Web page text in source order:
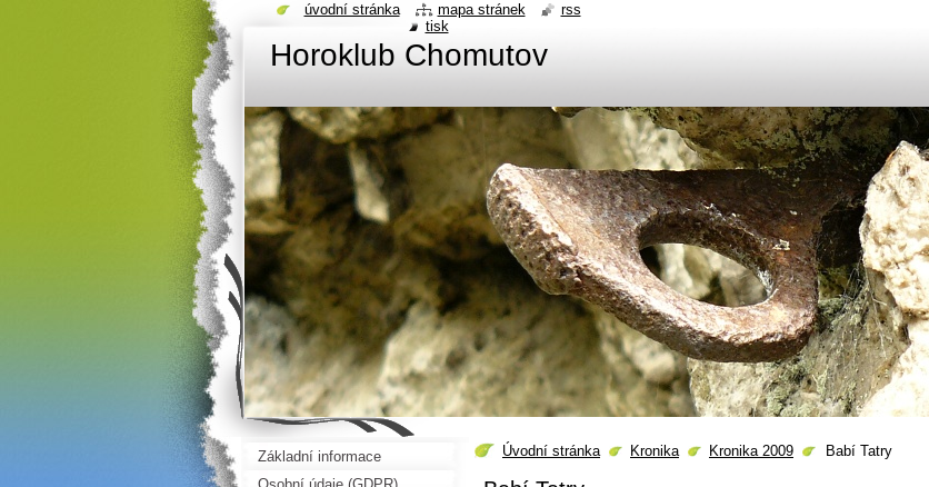
Horoklub Chomutov
Úvodní stránka Kronika Kronika 2009 Babí Tatry
Základní informace
úvodní stránka mapa stránek
rss
tisk